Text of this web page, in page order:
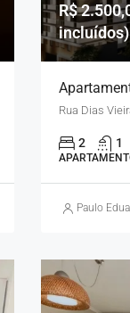
R$
incluídos)
2 1
Paulo